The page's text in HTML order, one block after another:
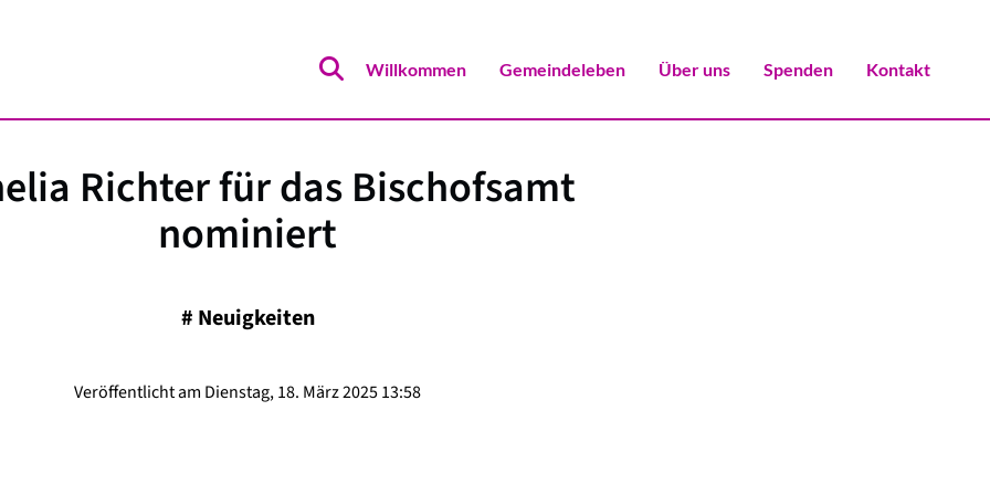
Willkommen Gemeindeleben Über uns Spenden Kontakt
Richter für das Bischofsamt
nominiert
# Neuigkeiten
Veröffentlicht am Dienstag, 18. März 2025 13:58